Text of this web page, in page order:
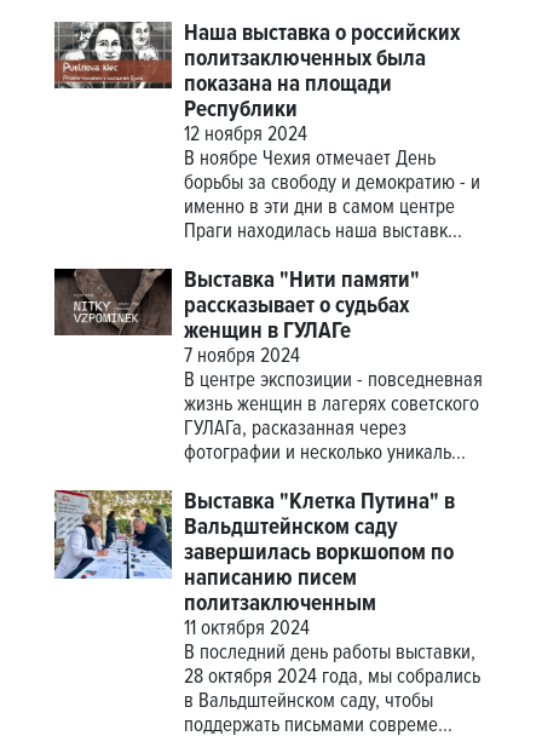
Наша выставка о российских
политзаключенных была
показана на площади
Республики
12 ноября 2024
В ноябре Чехия отмечает День
борьбы за свободу и демократию - и
именно в эти дни в самом центре
Праги находилась наша выставк...
Выставка "Нити памяти"
рассказывает о судьбах
женщин в ГУЛАГе
7 ноября 2024
В центре экспозиции - повседневная
жизнь женщин в лагерях советского
ГУЛАГа, расказанная через
фотографии и несколько уникаль...
Выставка "Клетка Путина" в
Вальдштейнском саду
завершилась воркшопом по
написанию писем
политзаключенным
11 октября 2024
В последний день работы выставки,
28 октября 2024 года, мы собрались
в Вальдштейнском саду, чтобы
поддержать письмами совреме...